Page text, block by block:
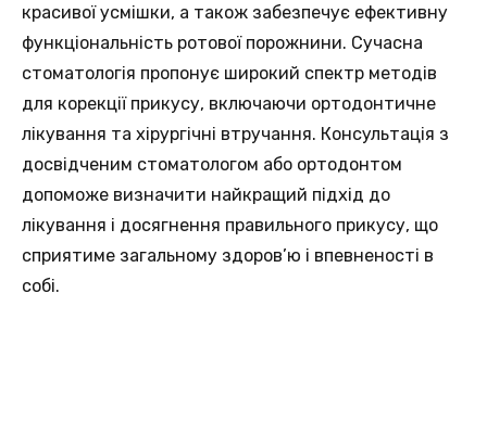
красивої усмішки, а також забезпечує ефективну
функціональність ротової порожнини. Сучасна
стоматологія пропонує широкий спектр методів
для корекції прикусу, включаючи ортодонтичне
лікування та хірургічні втручання. Консультація з
досвідченим стоматологом або ортодонтом
допоможе визначити найкращий підхід до
лікування і досягнення правильного прикусу, що
сприятиме загальному здоров’ю і впевненості в
собі.